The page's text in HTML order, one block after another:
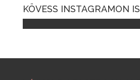
KÖVESS INSTAGRAMON